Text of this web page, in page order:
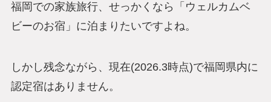
福岡での家族旅行、せっかくなら「ウェルカムベ
ビーのお宿」に泊まりたいですよね。
しかし残念ながら、現在(2026.3時点)で福岡県内に
認定宿はありません。